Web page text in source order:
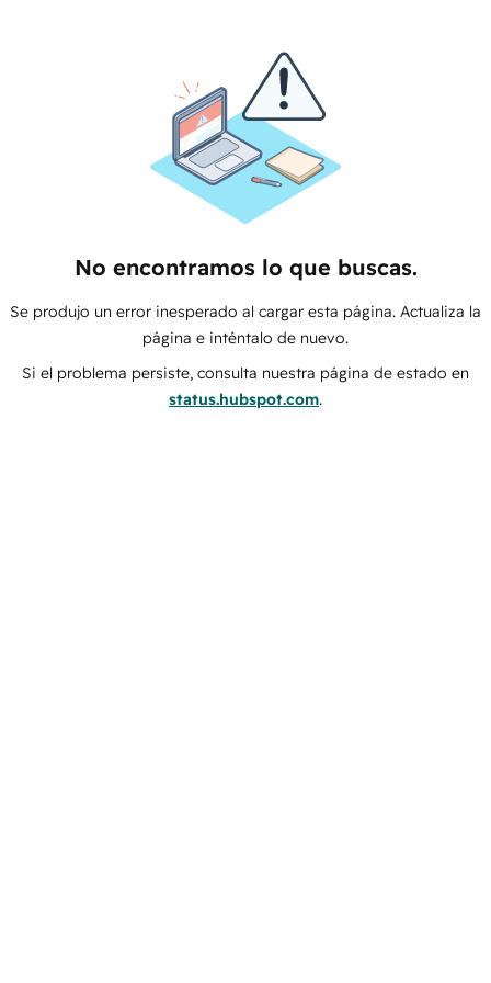
No encontramos lo que buscas.
Se produjo un error inesperado al cargar esta página. Actualiza la
página e inténtalo de nuevo.
Si el problema persiste, consulta nuestra página de estado en
status.hubspot.com.